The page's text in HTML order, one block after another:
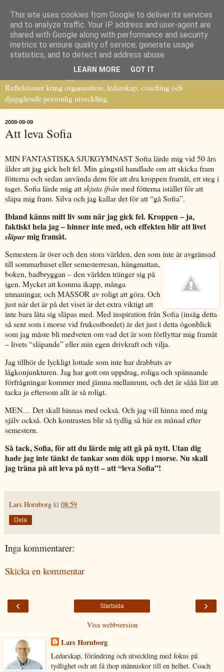
Ledarskap, förändring och
personlig utveckling
Reflektioner kring organisation, ledarskap, coaching och
djupgående personlig utveckling.
2009-09-09
Att leva Sofia
MIN FANTASTISKA SJUKGYMNAST Sofia lärde mig vid 50 års
ålder att jag gick helt fel. Min gångstil handlade om att skicka fram
fötterna och sedan använda dem för att dra kroppen framåt, ett steg i
taget. Sofia lärde mig attskjuta ifrånmed fötterna istället för att
släpa mig fram. Silva och jag kallar det för att “gå Sofia”.
Ibland känns mitt liv som när jag gick fel. Kroppen – ja,
faktiskt hela jag – hinner inte med, och effekten blir att livet
släparmig framåt.
Semestern är över och den stora världen, den som inte är avgränsad
till sommarhuset eller semesterresan, hängmattan,
boken, badbryggan – den världen tränger sig på
igen. Mycket att komma ikapp, många
utmaningar, och MASSOR av roligt att göra. Och
just när det är på det viset är det extra viktigt att
inte bara låta sig släpas med. Med inspiration från Sofia (insåg detta
så sent som i morse vid frukostbordet) är det just i detta ögonblick
som jag måste bli medveten om vad det är som förflyttar mig framåt
– livets “släpande” eller min egen drivkraft och vilja.
Jag tillhör de lyckligt lottade som inte har drabbats av
lågkonjunkturen. Jag har gott om uppdrag, roliga och spännande
förfrågningar kommer med jämna mellanrum, och det är sååå lätt att
tacka ja eftersom allt är så roligt.
MEN… Det skall hinnas med också. Och jag vill hinna med mig
själv också. Och kontrasten blir så tydlig så här en månad efter
semestern.
Så tack, Sofia, för att du lärde mig att gå på nytt. Utan dig
hade jag inte tänkt de tankar som dök upp i morse. Nu skall
jag träna på att leva på nytt – att “leva Sofia”!
Lars Hornborg kl 08:59
Dela
Inga kommentarer:
Skicka en kommentar
‹ ›
Startsida
Visa webbversion
Lars Hornborg
Ledarskap, förändring och utveckling med fokus på
tydlighet och att få ihop människor till en helhet. Coach
This site uses cookies from Google to deliver its services
and to analyze traffic. Your IP address and user-agent are
shared with Google along with performance and security
metrics to ensure quality of service, generate usage
statistics, and to detect and address abuse.
LEARN MORE GOT IT